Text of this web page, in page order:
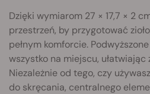
Dzięki wymiarom 27 × 17,7 × 2
przestrzeń, by przygotować
pełnym komforcie.
wszystko na miejscu,
Niezależnie od tego, czy
do skręcania, centralnego